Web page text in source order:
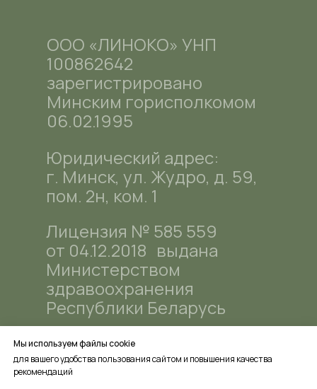
Мы используем файлы cookie
для вашего удобства пользования сайтом и повышения качества
рекомендаций
ООО «ЛИНОКО» УНП
100862642
зарегистрировано
Минским горисполкомом
06.02.1995
Все материалы данного сайта являются
объектами авторского права (в том
числе дизайн). Запрещается
копирование, распространение (в том
Юридический адрес:
г. Минск, ул. Жудро, д. 59,
пом. 2н, ком. 1
Лицензия № 585 559
от 04.12.2018 выдана
Министерством
здравоохранения
Республики Беларусь